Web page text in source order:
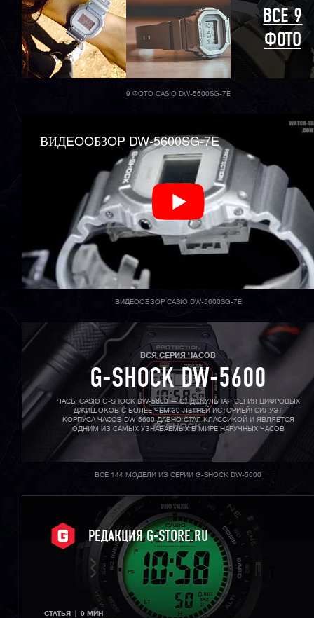
ВСЕ 9
ФОТО
9 ФОТО CASIO DW-5600SG-7E
ВИДEOOБЗOP DW-5600SG-7E
ВИДЕООБЗОР CASIO DW-5600SG-7E
ВСЯ СЕРИЯ ЧАСОВ
G-SHOCK DW-5600
ЧАСЫ CASIO G-SHOCK DW-5600 — ОЛДСКУЛЬНАЯ СЕРИЯ ЦИФРОВЫХ
ДЖИШОКОВ С БОЛЕЕ ЧЕМ 30-ЛЕТНЕЙ ИСТОРИЕЙ! СИЛУЭТ
КОРПУСА ЧАСОВ DW-5600 ДАВНО СТАЛ КЛАССИКОЙ И ЯВЛЯЕТСЯ
ОДНИМ ИЗ САМЫХ УЗНАВАЕМЫХ В МИРЕ НАРУЧНЫХ ЧАСОВ
ВСЕ 144 МОДЕЛИ ИЗ СЕРИИ G-SHOCK DW-5600
РЕДАКЦИЯ G-STORE.RU
СТАТЬЯ  |  9 МИН